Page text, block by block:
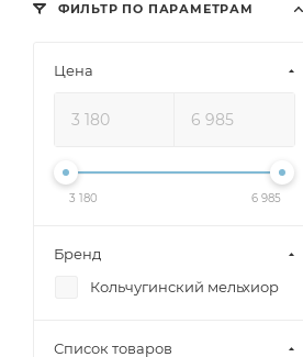
ФИЛЬТР ПО ПАРАМЕТРАМ
Цена
3 180 6 985
Бренд
Кольчугинский мельхиор
Список товаров